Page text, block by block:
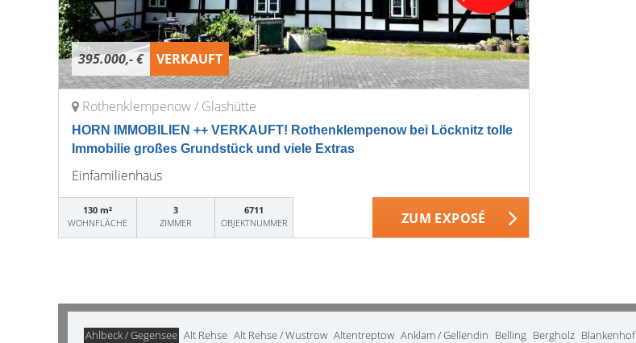
395.000,- € VERKAUFT
Rothenklempenow / Glashütte
HORN IMMOBILIEN ++ VERKAUFT! Rothenklempenow bei Löcknitz tolle
Immobilie großes Grundstück und viele Extras
Einfamilienhaus
130 m²
WOHNFLÄCHE
3
ZIMMER
6711
OBJEKTNUMMER
ZUM EXPOSÉ
Ahlbeck / Gegensee Alt Rehse Alt Rehse / Wustrow Altentreptow Anklam / Gellendin Belling Bergholz Blankenhof